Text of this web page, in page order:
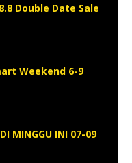
Double Date Sale
Weekend 6-9
MINGGU INI 07-09